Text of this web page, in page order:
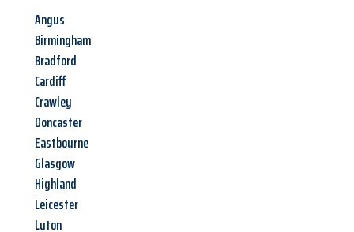
Angus
Birmingham
Bradford
Cardiff
Crawley
Doncaster
Eastbourne
Glasgow
Highland
Leicester
Luton